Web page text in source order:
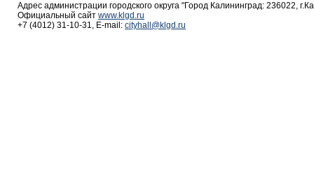
Адрес администрации городского округа "Город Калининград: 236022,
Официальный сайт www.klgd.ru
+7 (4012) 31-10-31, E-mail: cityhall@klgd.ru